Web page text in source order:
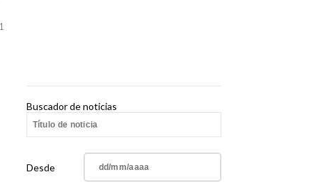
Buscador de noticias
Desde